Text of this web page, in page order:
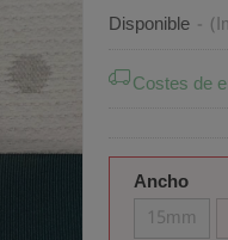
Disponible -
Costes de
Ancho
15mm